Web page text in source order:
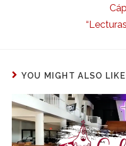
YOU MIGHT ALSO LIKE